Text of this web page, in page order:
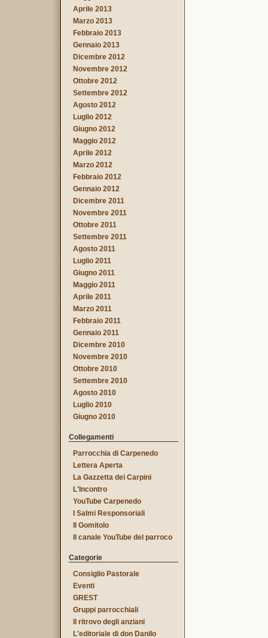
Aprile 2013
Marzo 2013
Febbraio 2013
Gennaio 2013
Dicembre 2012
Novembre 2012
Ottobre 2012
Settembre 2012
Agosto 2012
Luglio 2012
Giugno 2012
Maggio 2012
Aprile 2012
Marzo 2012
Febbraio 2012
Gennaio 2012
Dicembre 2011
Novembre 2011
Ottobre 2011
Settembre 2011
Agosto 2011
Luglio 2011
Giugno 2011
Maggio 2011
Aprile 2011
Marzo 2011
Febbraio 2011
Gennaio 2011
Dicembre 2010
Novembre 2010
Ottobre 2010
Settembre 2010
Agosto 2010
Luglio 2010
Giugno 2010
Collegamenti
Parrocchia di Carpenedo
Lettera Aperta
La Gazzetta dei Carpini
L'Incontro
YouTube Carpenedo
I Salmi Responsoriali
Il Gomitolo
Il canale YouTube del parroco
Categorie
Consiglio Pastorale
Eventi
GREST
Gruppi parrocchiali
Il ritrovo degli anziani
L'editoriale di don Danilo